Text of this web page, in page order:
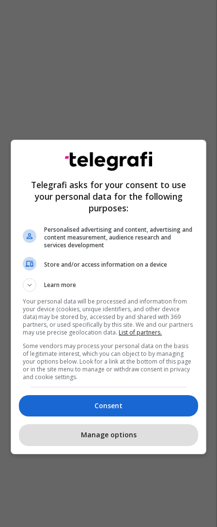
Telegrafi asks for your consent to use
your personal data for the following
purposes:
Personalised advertising and content, advertising and
content measurement, audience research and
services development
Store and/or access information on a device
Learn more
Your personal data will be processed and information from
your device (cookies, unique identifiers, and other device
data) may be stored by, accessed by and shared with 369
partners, or used specifically by this site. We and our partners
may use precise geolocation data. List of partners.
Some vendors may process your personal data on the basis
of legitimate interest, which you can object to by managing
your options below. Look for a link at the bottom of this page
or in the site menu to manage or withdraw consent in privacy
and cookie settings.
Consent
Manage options